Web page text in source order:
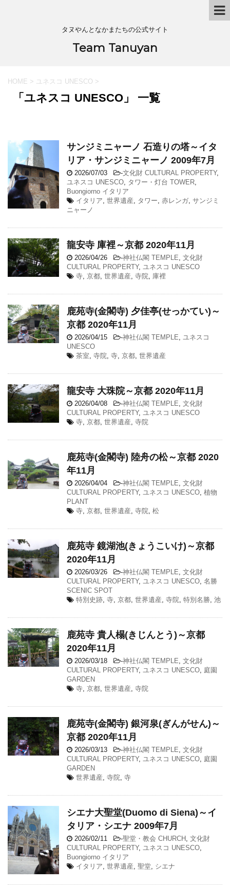
タヌやんとなかまたちの公式サイト
Team Tanuyan
HOME > ユネスコ UNESCO >
「ユネスコ UNESCO」 一覧
サンジミニャーノ 石造りの塔～イタ
リア・サンジミニャーノ 2009年7月
2026/07/03 -文化財 CULTURAL PROPERTY,
ユネスコ UNESCO, タワー・灯台 TOWER,
Buongiorno イタリア
イタリア, 世界遺産, タワー, 赤レンガ, サンジミ
ニャーノ
龍安寺 庫裡～京都 2020年11月
2026/04/26 -神社仏閣 TEMPLE, 文化財
CULTURAL PROPERTY, ユネスコ UNESCO
寺, 京都, 世界遺産, 寺院, 庫裡
鹿苑寺(金閣寺) 夕佳亭(せっかてい)～
京都 2020年11月
2026/04/15 -神社仏閣 TEMPLE, ユネスコ
UNESCO
茶室, 寺院, 寺, 京都, 世界遺産
龍安寺 大珠院～京都 2020年11月
2026/04/08 -神社仏閣 TEMPLE, 文化財
CULTURAL PROPERTY, ユネスコ UNESCO
寺, 京都, 世界遺産, 寺院
鹿苑寺(金閣寺) 陸舟の松～京都 2020
年11月
2026/04/04 -神社仏閣 TEMPLE, 文化財
CULTURAL PROPERTY, ユネスコ UNESCO, 植物
PLANT
寺, 京都, 世界遺産, 寺院, 松
鹿苑寺 鏡湖池(きょうこいけ)～京都
2020年11月
2026/03/26 -神社仏閣 TEMPLE, 文化財
CULTURAL PROPERTY, ユネスコ UNESCO, 名勝
SCENIC SPOT
特別史跡, 寺, 京都, 世界遺産, 寺院, 特別名勝, 池
鹿苑寺 貴人榻(きじんとう)～京都
2020年11月
2026/03/18 -神社仏閣 TEMPLE, 文化財
CULTURAL PROPERTY, ユネスコ UNESCO, 庭園
GARDEN
寺, 京都, 世界遺産, 寺院
鹿苑寺(金閣寺) 銀河泉(ぎんがせん)～
京都 2020年11月
2026/03/13 -神社仏閣 TEMPLE, 文化財
CULTURAL PROPERTY, ユネスコ UNESCO, 庭園
GARDEN
世界遺産, 寺院, 寺
シエナ大聖堂(Duomo di Siena)～イ
タリア・シエナ 2009年7月
2026/02/11 -聖堂・教会 CHURCH , 文化財
CULTURAL PROPERTY, ユネスコ UNESCO,
Buongiorno イタリア
イタリア, 世界遺産, 聖堂, シエナ